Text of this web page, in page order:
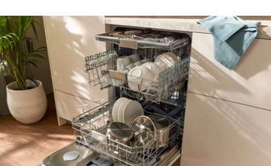
Pelgrim vaatwasser: voor elk
gezin Pelgrim vaatwasser: voor elk gezin
Als het gaat om gemak in de keuken, is je vaatwasser onmisbaar. Of
je nu een klein huishouden hebt of een groot gezin, Pelgrim heeft
altijd de perfecte vaatwasser voor jouw situatie. Van compacte
modellen tot ruime XL-vatwassers en vaatwassers met een slimme
besteklade, Pelgrim biedt oplossingen die het afwassen een stuk
efficiënter en eenvoudiger maken. Zo hoef je nooit meer te zorgen
over de afwas, en kun je meer tijd besteden aan de leuke dingen in